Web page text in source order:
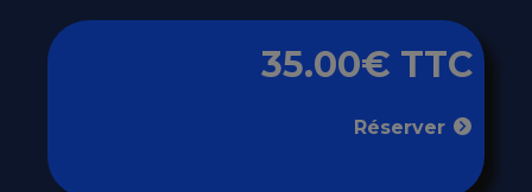
35.00€ TTC
Réserver